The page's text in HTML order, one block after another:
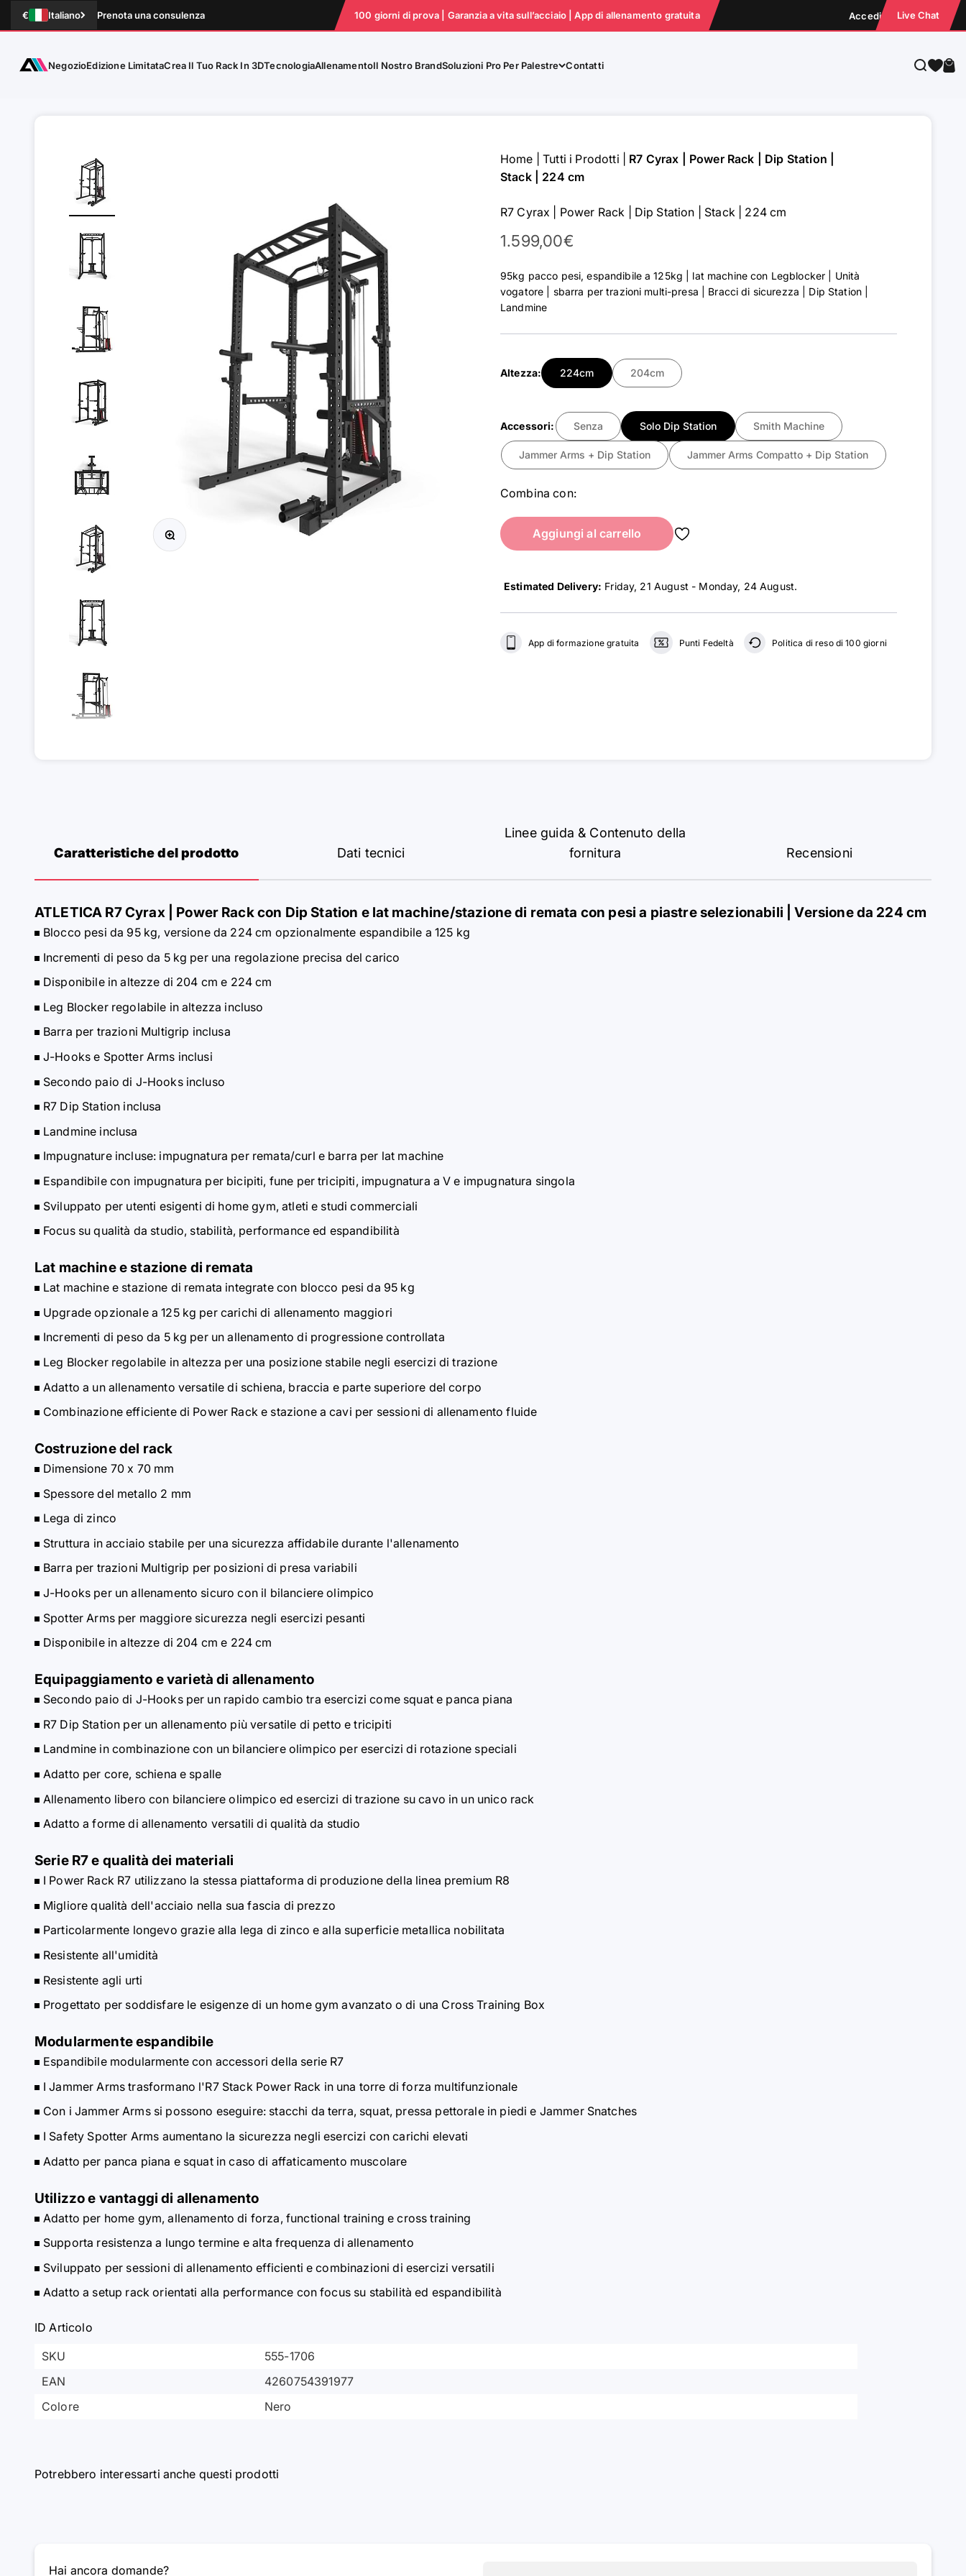
Vai al contenuto
€ Italiano Prenota una consulenza 100 giorni di prova | Garanzia a vita sull’acciaio | App di allenamento gratuita Accedi Live Chat
ATLETICA
NegozioEdizione LimitataCrea Il Tuo Rack In 3DTecnologiaAllenamentoIl Nostro BrandSoluzioni Pro Per Palestre Contatti Cerca
Ingrandisci immagine
Home Tutti i Prodotti
R7 Cyrax | Power Rack | Dip Station |
Stack | 224 cm
R7 Cyrax | Power Rack | Dip Station | Stack | 224 cm
Prezzo scontato
1.599,00€
95kg pacco pesi, espandibile a 125kg | lat machine con Legblocker | Unità
vogatore | sbarra per trazioni multi-presa | Bracci di sicurezza | Dip Station |
Landmine
Altezza: 224cm 204cm
Accessori: Senza Solo Dip Station Smith Machine
Jammer Arms + Dip Station Jammer Arms Compatto + Dip Station
Combina con:
Aggiungi al carrello
Estimated Delivery: 21 August - 24 August.
App di formazione gratuita Punti Fedeltà Politica di reso di 100 giorni
Caratteristiche del prodotto
ATLETICA R7 Cyrax | Power Rack con Dip Station e lat machine/stazione di remata con pesi a piastre selezionabili | Versione da 224 cm
Blocco pesi da 95 kg, versione da 224 cm opzionalmente espandibile a 125 kg
Incrementi di peso da 5 kg per una regolazione precisa del carico
Disponibile in altezze di 204 cm e 224 cm
Leg Blocker regolabile in altezza incluso
Barra per trazioni Multigrip inclusa
J-Hooks e Spotter Arms inclusi
Secondo paio di J-Hooks incluso
R7 Dip Station inclusa
Landmine inclusa
Impugnature incluse: impugnatura per remata/curl e barra per lat machine
Espandibile con impugnatura per bicipiti, fune per tricipiti, impugnatura a V e impugnatura singola
Sviluppato per utenti esigenti di home gym, atleti e studi commerciali
Focus su qualità da studio, stabilità, performance ed espandibilità
Lat machine e stazione di remata
Lat machine e stazione di remata integrate con blocco pesi da 95 kg
Upgrade opzionale a 125 kg per carichi di allenamento maggiori
Incrementi di peso da 5 kg per un allenamento di progressione controllata
Leg Blocker regolabile in altezza per una posizione stabile negli esercizi di trazione
Adatto a un allenamento versatile di schiena, braccia e parte superiore del corpo
Combinazione efficiente di Power Rack e stazione a cavi per sessioni di allenamento fluide
Costruzione del rack
Dimensione 70 x 70 mm
Spessore del metallo 2 mm
Lega di zinco
Struttura in acciaio stabile per una sicurezza affidabile durante l'allenamento
Barra per trazioni Multigrip per posizioni di presa variabili
J-Hooks per un allenamento sicuro con il bilanciere olimpico
Spotter Arms per maggiore sicurezza negli esercizi pesanti
Disponibile in altezze di 204 cm e 224 cm
Equipaggiamento e varietà di allenamento
Secondo paio di J-Hooks per un rapido cambio tra esercizi come squat e panca piana
R7 Dip Station per un allenamento più versatile di petto e tricipiti
Landmine in combinazione con un bilanciere olimpico per esercizi di rotazione speciali
Adatto per core, schiena e spalle
Allenamento libero con bilanciere olimpico ed esercizi di trazione su cavo in un unico rack
Adatto a forme di allenamento versatili di qualità da studio
Serie R7 e qualità dei materiali
I Power Rack R7 utilizzano la stessa piattaforma di produzione della linea premium R8
Migliore qualità dell'acciaio nella sua fascia di prezzo
Particolarmente longevo grazie alla lega di zinco e alla superficie metallica nobilitata
Resistente all'umidità
Resistente agli urti
Progettato per soddisfare le esigenze di un home gym avanzato o di una Cross Training Box
Modularmente espandibile
Espandibile modularmente con accessori della serie R7
I Jammer Arms trasformano l'R7 Stack Power Rack in una torre di forza multifunzionale
Con i Jammer Arms si possono eseguire: stacchi da terra, squat, pressa pettorale in piedi e Jammer Snatches
I Safety Spotter Arms aumentano la sicurezza negli esercizi con carichi elevati
Adatto per panca piana e squat in caso di affaticamento muscolare
Utilizzo e vantaggi di allenamento
Adatto per home gym, allenamento di forza, functional training e cross training
Supporta resistenza a lungo termine e alta frequenza di allenamento
Sviluppato per sessioni di allenamento efficienti e combinazioni di esercizi versatili
Adatto a setup rack orientati alla performance con focus su stabilità ed espandibilità
ID Articolo
SKU
555-1706
EAN
4260754391977
Colore
Nero
Dati tecnici
Linee guida & Contenuto della
fornitura
Recensioni
Potrebbero interessarti anche questi prodotti
Hai ancora domande?